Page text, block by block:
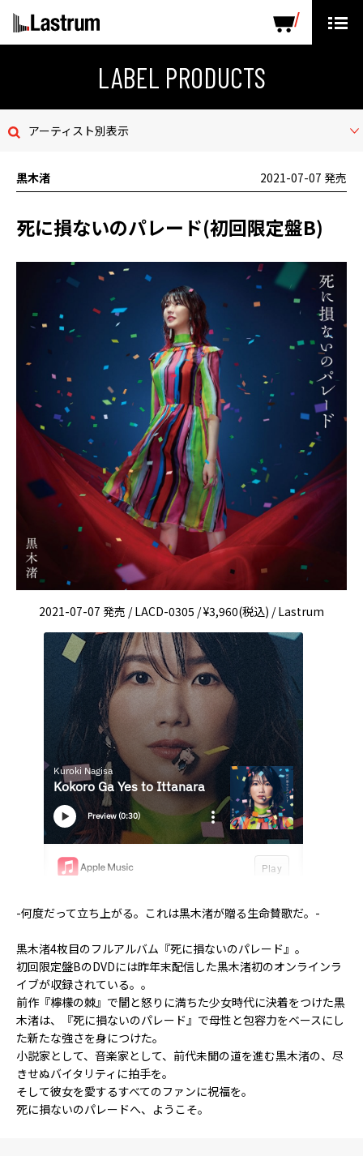
LABEL PRODUCTS
お問い合わせ
デモテープ
プライバシーポリシー
ENGLISH PAGE
LABEL PRODUCTS
アーティスト別表示
黒木渚 2021-07-07 発売
死に損ないのパレード(初回限定盤B)
2021-07-07 発売 / LACD-0305 / ¥3,960(税込) / Lastrum
-何度だって立ち上がる。これは黒木渚が贈る生命賛歌だ。-
黒木渚4枚目のフルアルバム『死に損ないのパレード』。
初回限定盤BのDVDには昨年末配信した黒木渚初のオンラインラ
イブが収録されている。。
前作『檸檬の棘』で闇と怒りに満ちた少女時代に決着をつけた黒
木渚は、『死に損ないのパレード』で母性と包容力をベースにし
た新たな強さを身につけた。
小説家として、音楽家として、前代未聞の道を進む黒木渚の、尽
きせぬバイタリティに拍手を。
そして彼女を愛するすべてのファンに祝福を。
死に損ないのパレードへ、ようこそ。